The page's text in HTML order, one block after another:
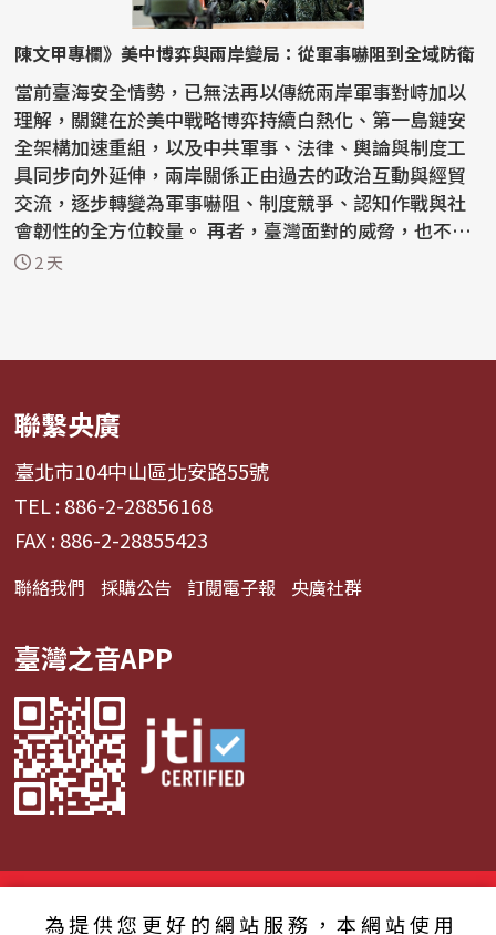
陳文甲專欄》美中博弈與兩岸變局：從軍事嚇阻到全域防衛
當前臺海安全情勢，已無法再以傳統兩岸軍事對峙加以
理解，關鍵在於美中戰略博弈持續白熱化、第一島鏈安
全架構加速重組，以及中共軍事、法律、輿論與制度工
具同步向外延伸，兩岸關係正由過去的政治互動與經貿
交流，逐步轉變為軍事嚇阻、制度競爭、認知作戰與社
會韌性的全方位較量。 再者，臺灣面對的威脅，也不再
只是軍...
2 天
聯繫央廣
臺北市104中山區北安路55號
TEL : 886-2-28856168
FAX : 886-2-28855423
聯絡我們 採購公告 訂閱電子報 央廣社群
臺灣之音APP
為提供您更好的網站服務，本網站使用